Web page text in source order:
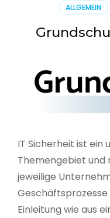
ALLGEMEIN
IT Sicherheit ist ein
Themengebiet und
jeweilige
Geschäftsprozesse
Einleitung wie aus